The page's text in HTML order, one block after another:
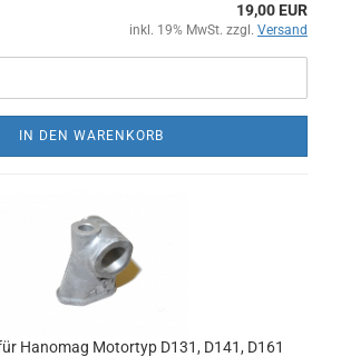
19,00 EUR
inkl. 19% MwSt. zzgl. Versand
IN DEN WARENKORB
Hanomag Motortyp D131, D141, D161